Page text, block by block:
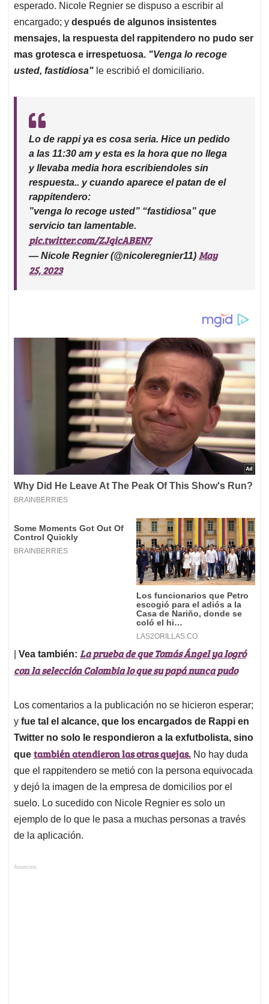
esperado. Nicole Regnier se dispuso a escribir al
encargado; y después de algunos insistentes
mensajes, la respuesta del rappitendero no pudo ser
mas grotesca e irrespetuosa. "Venga lo recoge
usted, fastidiosa" le escribió el domiciliario.
Lo de rappi ya es cosa seria. Hice un pedido
a las 11:30 am y esta es la hora que no llega
y llevaba media hora escribiendoles sin
respuesta.. y cuando aparece el patan de el
rappitendero:
”venga lo recoge usted” “fastidiosa” que
servicio tan lamentable.
pic.twitter.com/ZJqicABEN7
— Nicole Regnier (@nicoleregnier11) May
25, 2023
Vea también: La prueba de que Tomás Ángel ya logró
con la selección Colombia lo que su papá nunca pudo
Los comentarios a la publicación no se hicieron esperar;
y fue tal el alcance, que los encargados de Rappi en
Twitter no solo le respondieron a la exfutbolista, sino
que también atendieron las otras quejas. No hay duda
que el rappitendero se metió con la persona equivocada
y dejó la imagen de la empresa de domicilios por el
suelo. Lo sucedido con Nicole Regnier es solo un
ejemplo de lo que le pasa a muchas personas a través
de la aplicación.
Anuncios.